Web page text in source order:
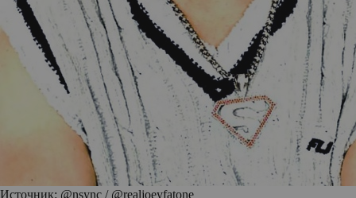
Источник: @nsync / @realjoeyfatone